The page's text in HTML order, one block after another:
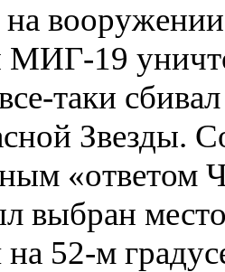
вооружении
19
таки
Звезды.
«ответом
выбран
на 52-м